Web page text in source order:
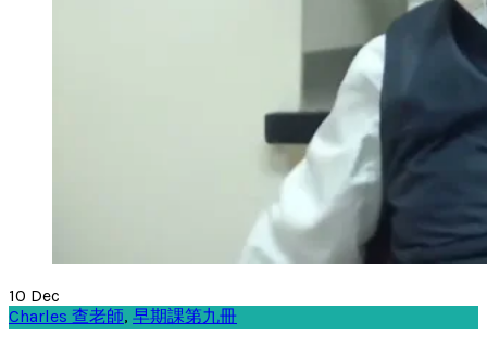
10 Dec
Charles 查老師, 早期課第九冊